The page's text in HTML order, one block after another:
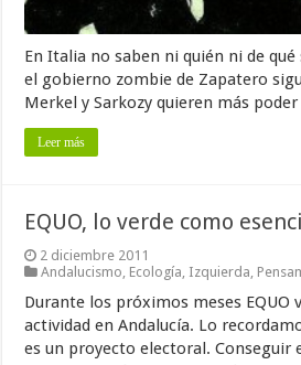
En Italia no saben ni quién ni de
el gobierno zombie de Zapatero
Merkel y Sarkozy quieren más
Leer más
EQUO, lo verde como
2 diciembre 2011
Andalucismo, Ecología, Izquierda,
Durante los próximos meses EQUO
actividad en Andalucía. Lo
es un proyecto electoral. Conseguir